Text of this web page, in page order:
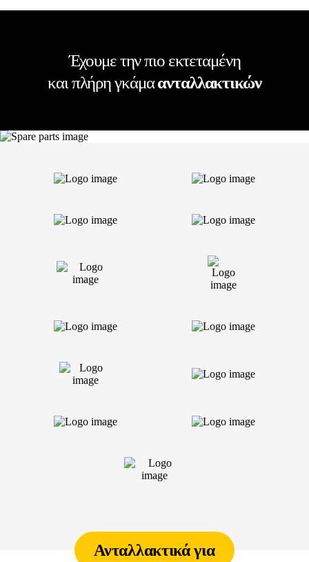
Έχουμε την πιο εκτεταμένη
και πλήρη γκάμαανταλλακτικών
Ανταλλακτικά για